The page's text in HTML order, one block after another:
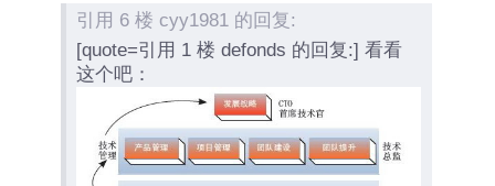
引用 6 楼 cyy1981 的回复:
[quote=引用 1 楼 defonds 的回复:] 看看
这个吧：